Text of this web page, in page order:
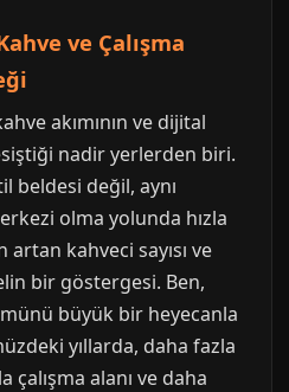
ve Çalışma
akımının ve dijital
nadir yerlerden biri.
beldesi değil, aynı
olma yolunda hızla
kahveci sayısı ve
bir göstergesi. Ben,
büyük bir heyecanla
yıllarda, daha fazla
çalışma alanı ve daha